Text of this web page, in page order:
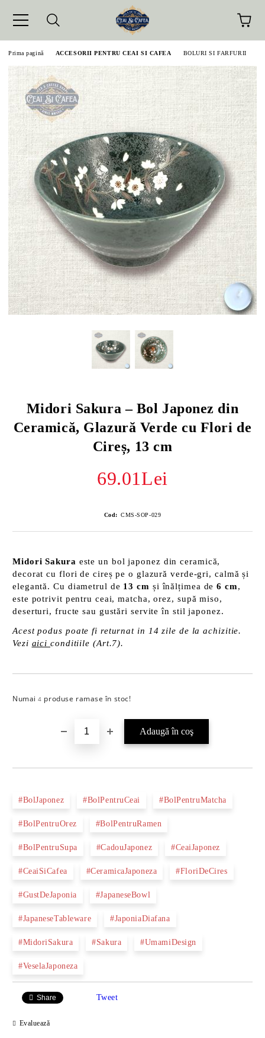
Prima pagină ACCESORII PENTRU CEAI SI CAFEA BOLURI SI FARFURII
Midori Sakura – Bol Japonez din
Ceramică, Glazură Verde cu Flori de
Cireș, 13 cm
69.01Lei
Cod: CMS-SOP-029
Midori Sakura este un bol japonez din ceramică,
decorat cu flori de cireș pe o glazură verde-gri, calmă și
elegantă. Cu diametrul de 13 cm și înălțimea de6 cm,
este potrivit pentru ceai, matcha, orez, supă miso,
deserturi, fructe sau gustări servite în stil japonez.
Acest podus poate fi returnat in 14 zile de la achizitie.
Vezi aici conditiile (Art.7).
Numai4 produse ramase în stoc!
#BolJaponez #BolPentruCeai #BolPentruMatcha
#BolPentruOrez #BolPentruRamen
#BolPentruSupa #CadouJaponez #CeaiJaponez
#CeaiSiCafea #CeramicaJaponeza #FloriDeCires
#GustDeJaponia #JapaneseBowl
#JapaneseTableware #JaponiaDiafana
#MidoriSakura #Sakura #UmamiDesign
#VeselaJaponeza
Share Tweet
Evaluează